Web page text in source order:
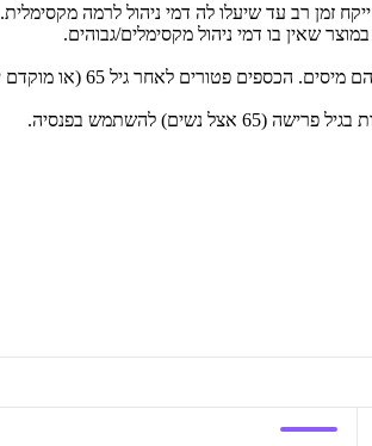
זמן רב עד שיעלו לה דמי ניהול לרמה מקסימלית.
שאין בו דמי ניהול מקסימלים/גבוהים.
גיל 65 (או מוקדם יותר, תלוי גיל אצל נשים).
להשתמש בפנסיה.